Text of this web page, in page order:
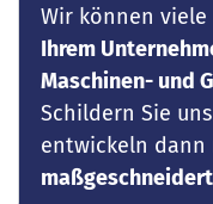
Wir können viele
Ihrem
Maschinen- und
Schildern Sie
entwickeln dann